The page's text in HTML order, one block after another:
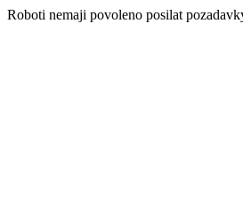
Roboti nemaji povoleno posilat